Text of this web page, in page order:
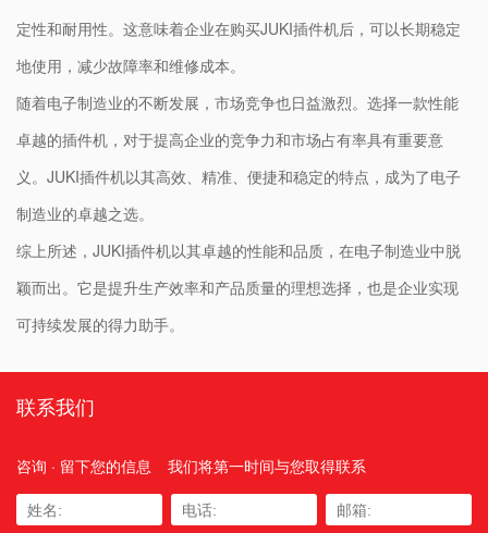
定性和耐用性。这意味着企业在购买JUKI插件机后，可以长期稳定
地使用，减少故障率和维修成本。
随着电子制造业的不断发展，市场竞争也日益激烈。选择一款性能
卓越的插件机，对于提高企业的竞争力和市场占有率具有重要意
义。JUKI插件机以其高效、精准、便捷和稳定的特点，成为了电子
制造业的卓越之选。
综上所述，JUKI插件机以其卓越的性能和品质，在电子制造业中脱
颖而出。它是提升生产效率和产品质量的理想选择，也是企业实现
可持续发展的得力助手。
联系我们
咨询 · 留下您的信息 我们将第一时间与您取得联系